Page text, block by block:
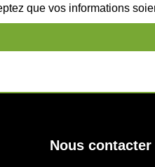
que vos informations
Nous contacter